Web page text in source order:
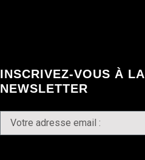
INSCRIVEZ-VOUS À LA
NEWSLETTER